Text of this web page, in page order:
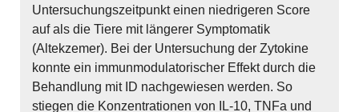
Untersuchungszeitpunkt einen niedrigeren Score
auf als die Tiere mit längerer Symptomatik
(Altekzemer). Bei der Untersuchung der Zytokine
konnte ein immunmodulatorischer Effekt durch die
Behandlung mit ID nachgewiesen werden. So
stiegen die Konzentrationen von IL-10, TNFa und